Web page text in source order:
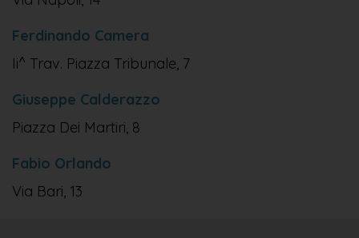
Ferdinando Camera
Ii^ Trav. Piazza Tribunale, 7
Giuseppe Calderazzo
Piazza Dei Martiri, 8
Fabio Orlando
Via Bari, 13